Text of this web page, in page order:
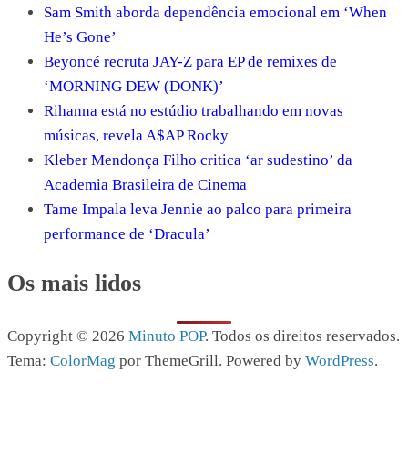
Sam Smith aborda dependência emocional em ‘When
He’s Gone’
Beyoncé recruta JAY-Z para EP de remixes de
‘MORNING DEW (DONK)’
Rihanna está no estúdio trabalhando em novas
músicas, revela A$AP Rocky
Kleber Mendonça Filho critica ‘ar sudestino’ da
Academia Brasileira de Cinema
Tame Impala leva Jennie ao palco para primeira
performance de ‘Dracula’
Os mais lidos
Copyright © 2026 Minuto POP. Todos os direitos reservados.
Tema: ColorMag por ThemeGrill. Powered by WordPress.